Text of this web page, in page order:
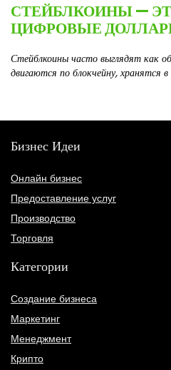
СТЕЙБЛКОИНЫ —
ЦИФРОВЫЕ
Стейблкоины часто выглядят как
двигаются по блокчейну, хранятся в
Бизнес Идеи
Онлайн бизнес
Предоставление услуг
Производство
Торговля
Категории
Создание бизнеса
Маркетинг
Менеджмент
Крипто